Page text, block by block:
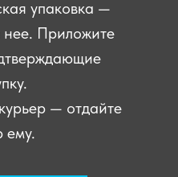
упаковка —
нее. Приложите
— отдайте
ему.